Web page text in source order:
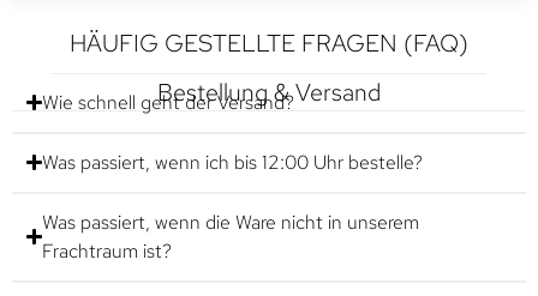
HÄUFIG GESTELLTE FRAGEN (FAQ)
Bestellung & Versand
Wie schnell geht der Versand?
Was passiert, wenn ich bis 12:00 Uhr bestelle?
Was passiert, wenn die Ware nicht in unserem
Frachtraum ist?